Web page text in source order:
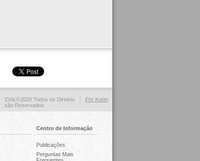
Por Koein
IDAL©2026 Todos os Direitos
são Reservados
Centro de Informação
Publicações
Perguntas Mais